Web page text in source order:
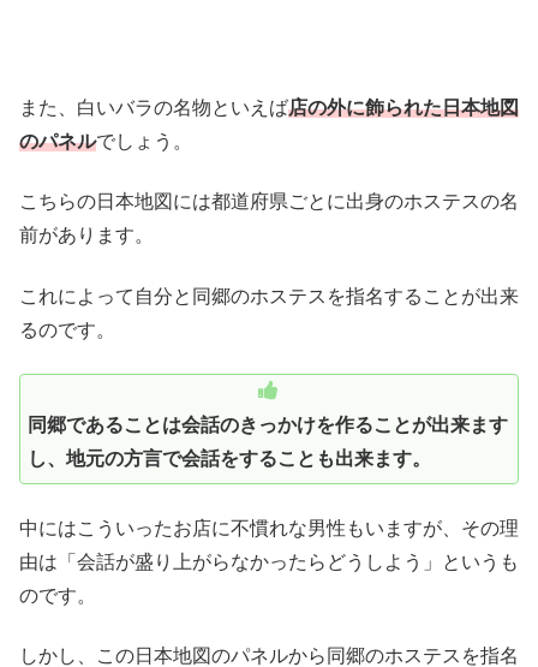
また、白いバラの名物といえば店の外に飾られた日本地図
のパネルでしょう。
こちらの日本地図には都道府県ごとに出身のホステスの名
前があります。
これによって自分と同郷のホステスを指名することが出来
るのです。
同郷であることは会話のきっかけを作ることが出来ます
し、地元の方言で会話をすることも出来ます。
中にはこういったお店に不慣れな男性もいますが、その理
由は「会話が盛り上がらなかったらどうしよう」というも
のです。
しかし、この日本地図のパネルから同郷のホステスを指名